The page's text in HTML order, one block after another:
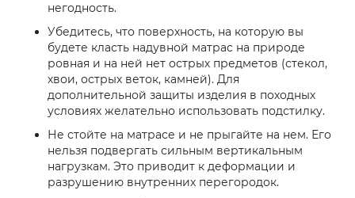
негодность.
Убедитесь, что поверхность, на которую вы
будете класть надувной матрас на природе
ровная и на ней нет острых предметов (стекол,
хвои, острых веток, камней). Для
дополнительной защиты изделия в походных
условиях желательно использовать подстилку.
Не стойте на матрасе и не прыгайте на нем. Его
нельзя подвергать сильным вертикальным
нагрузкам. Это приводит к деформации и
разрушению внутренних перегородок.